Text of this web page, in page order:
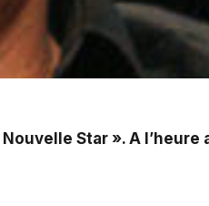
Nouvelle Star». A l’heure